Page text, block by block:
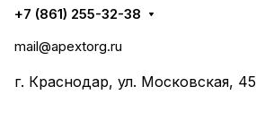
+7 (861) 255-32-38
mail@apextorg.ru
г. Краснодар, ул. Московская, 45